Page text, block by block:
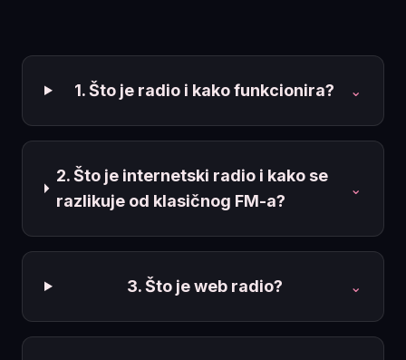
1. Što je radio i kako funkcionira? ⌄
2. Što je internetski radio i kako se
razlikuje od klasičnog FM-a?
⌄
3. Što je web radio? ⌄